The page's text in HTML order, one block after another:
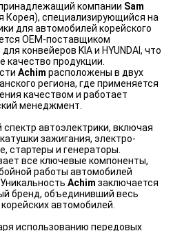
компании Sam
Корея), специализирующийся на
для автомобилей корейского
OEM-поставщиком
конвейеров KIA и HYUNDAI, что
продукции.
Achim расположены в двух
региона, где применяется
качеством и работает
менеджмент.
автоэлектрики, включая
зажигания, электро-
стартеры и генераторы.
все ключевые компоненты,
работы автомобилей
Achim заключается
бренд, объединивший весь
автомобилей.
использованию передовых